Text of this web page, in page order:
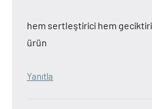
hem sertleştirici hem
ürün
Yanıtla